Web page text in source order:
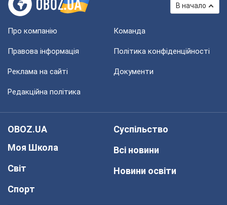
В начало
Про компанію Команда
Правова інформація Політика конфіденційності
Реклама на сайті Документи
Редакційна політика
OBOZ.UA
Моя Школа
Світ
Спорт
Суспільство
Всі новини
Новини освіти